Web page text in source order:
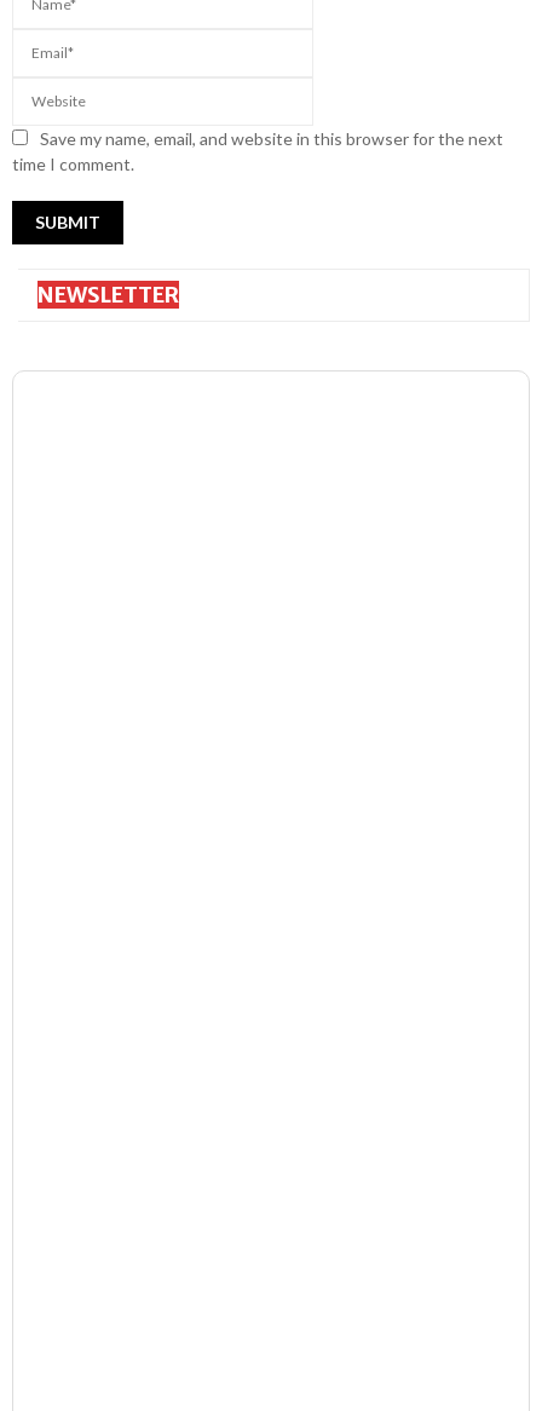
Save my name, email, and website in this browser for the next
time I comment.
NEWSLETTER